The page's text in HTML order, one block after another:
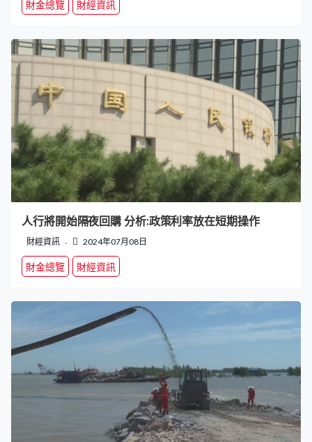
財金總覽 財經資訊
人行將開始隔夜回購 分析:政策利率放在短期操作
財經資訊 2024年07月08日
財金總覽 財經資訊